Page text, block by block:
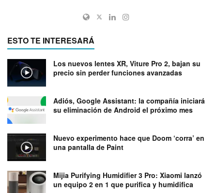
ESTO TE INTERESARÁ
Los nuevos lentes XR, Viture Pro 2, bajan su
precio sin perder funciones avanzadas
Adiós, Google Assistant: la compañía iniciará
su eliminación de Android el próximo mes
Nuevo experimento hace que Doom ‘corra’ en
una pantalla de Paint
Mijia Purifying Humidifier 3 Pro: Xiaomi lanzó
un equipo 2 en 1 que purifica y humidifica